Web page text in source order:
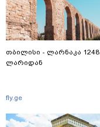
თბილისი - ლარნაკა
ლარიდან
fly.ge